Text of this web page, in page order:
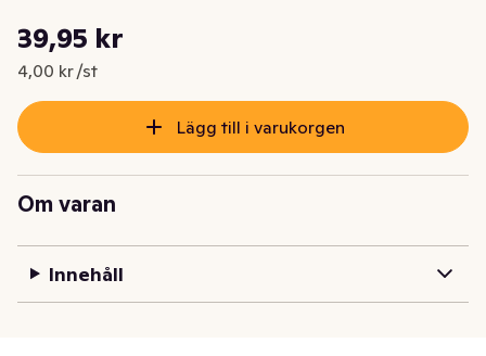
Nuvarande pris är: 39,95 kr
39,95 kr
4,00 kr /st
Styckpris: 4,00 kr /st
Lägg till i varukorgen
Om varan
Innehåll